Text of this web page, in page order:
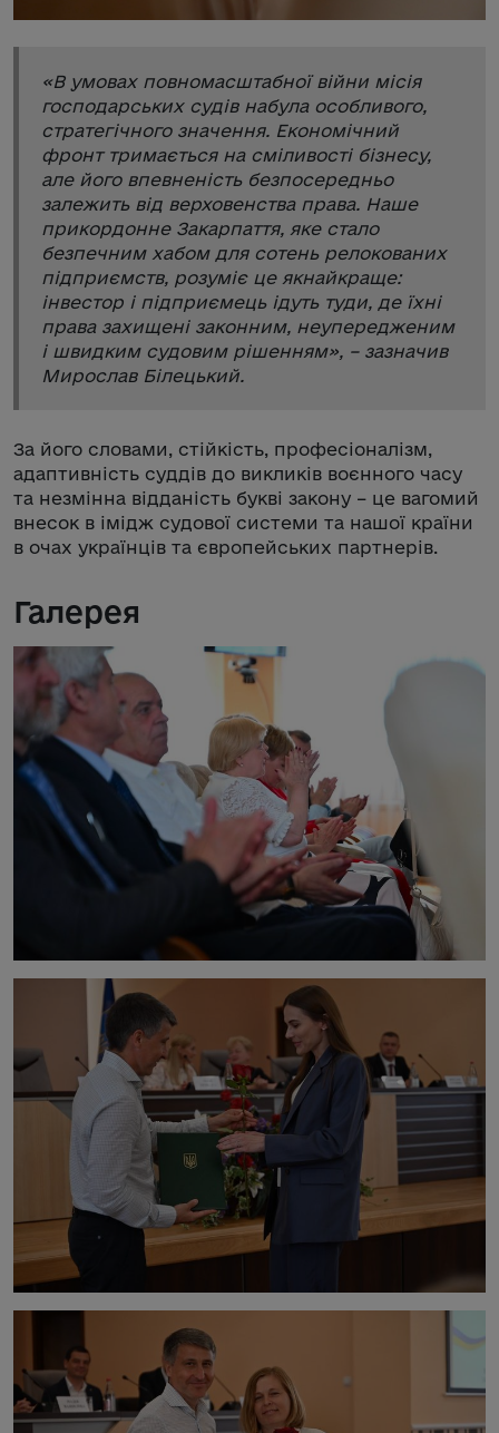
«В умовах повномасштабної війни місія
господарських судів набула особливого,
стратегічного значення. Економічний
фронт тримається на сміливості бізнесу,
але його впевненість безпосередньо
залежить від верховенства права. Наше
прикордонне Закарпаття, яке стало
безпечним хабом для сотень релокованих
підприємств, розуміє це якнайкраще:
інвестор і підприємець ідуть туди, де їхні
права захищені законним, неупередженим
і швидким судовим рішенням», – зазначив
Мирослав Білецький.
За його словами, стійкість, професіоналізм,
адаптивність суддів до викликів воєнного часу
та незмінна відданість букві закону – це вагомий
внесок в імідж судової системи та нашої країни
в очах українців та європейських партнерів.
Галерея